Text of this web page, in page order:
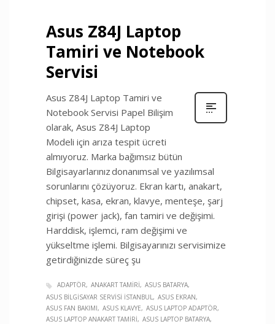
Asus Z84J Laptop
Tamiri ve Notebook
Servisi
Asus Z84J Laptop Tamiri ve
Notebook Servisi Papel Bilişim
olarak, Asus Z84J Laptop
Modeli için arıza tespit ücreti
almıyoruz. Marka bağımsız bütün
Bilgisayarlarınız donanımsal ve yazılımsal
sorunlarını çözüyoruz. Ekran kartı, anakart,
chipset, kasa, ekran, klavye, menteşe, şarj
girişi (power jack), fan tamiri ve değişimi.
Harddisk, işlemci, ram değişimi ve
yükseltme işlemi. Bilgisayarınızı servisimize
getirdiğinizde süreç şu
ADAPTÖR ANAKART TAMIRI
ASUS BATARYA
ASUS BILGISAYAR SERVISI İSTANBUL ASUS EKRAN
ASUS FAN BAKIMI
ASUS KLAVYE
ASUS LAPTOP ADAPTÖR
ASUS LAPTOP ANAKART TAMIRI
ASUS LAPTOP BATARYA